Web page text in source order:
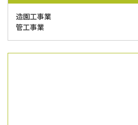
造園工事業
​​​​​​​管工事業